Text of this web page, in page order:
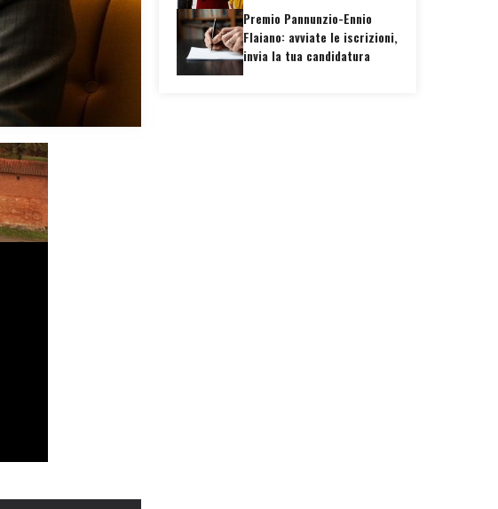
Premio Pannunzio-Ennio
Flaiano: avviate le iscrizioni,
invia la tua candidatura